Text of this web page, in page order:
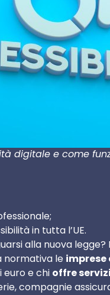
digitale e come
in tutta l’UE.
alla nuova
normativa le imprese
euro e chi offre
compagnie